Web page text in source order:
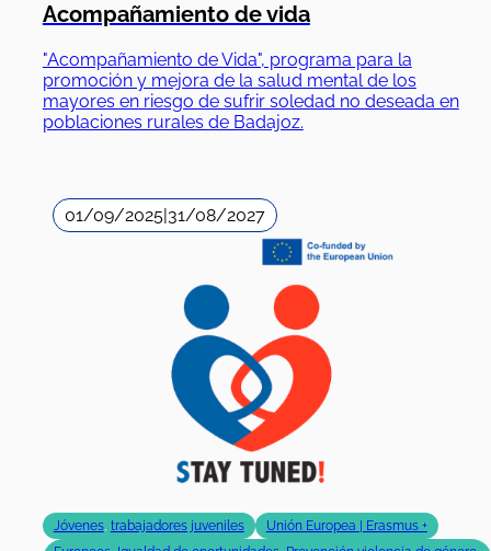
Acompañamiento de vida
"Acompañamiento de Vida", programa para la
promoción y mejora de la salud mental de los
mayores en riesgo de sufrir soledad no deseada en
poblaciones rurales de Badajoz.
01/09/2025|31/08/2027
Jóvenes, trabajadores juveniles
Unión Europea | Erasmus +